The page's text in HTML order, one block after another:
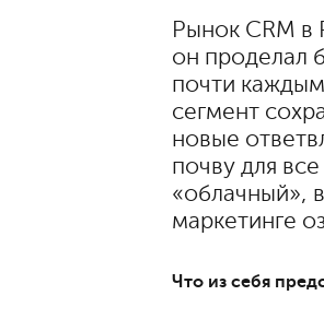
Рынок CRM в
он проделал
почти
сегмент
новые
почву для
«облачный»,
маркетинге
Что из себя